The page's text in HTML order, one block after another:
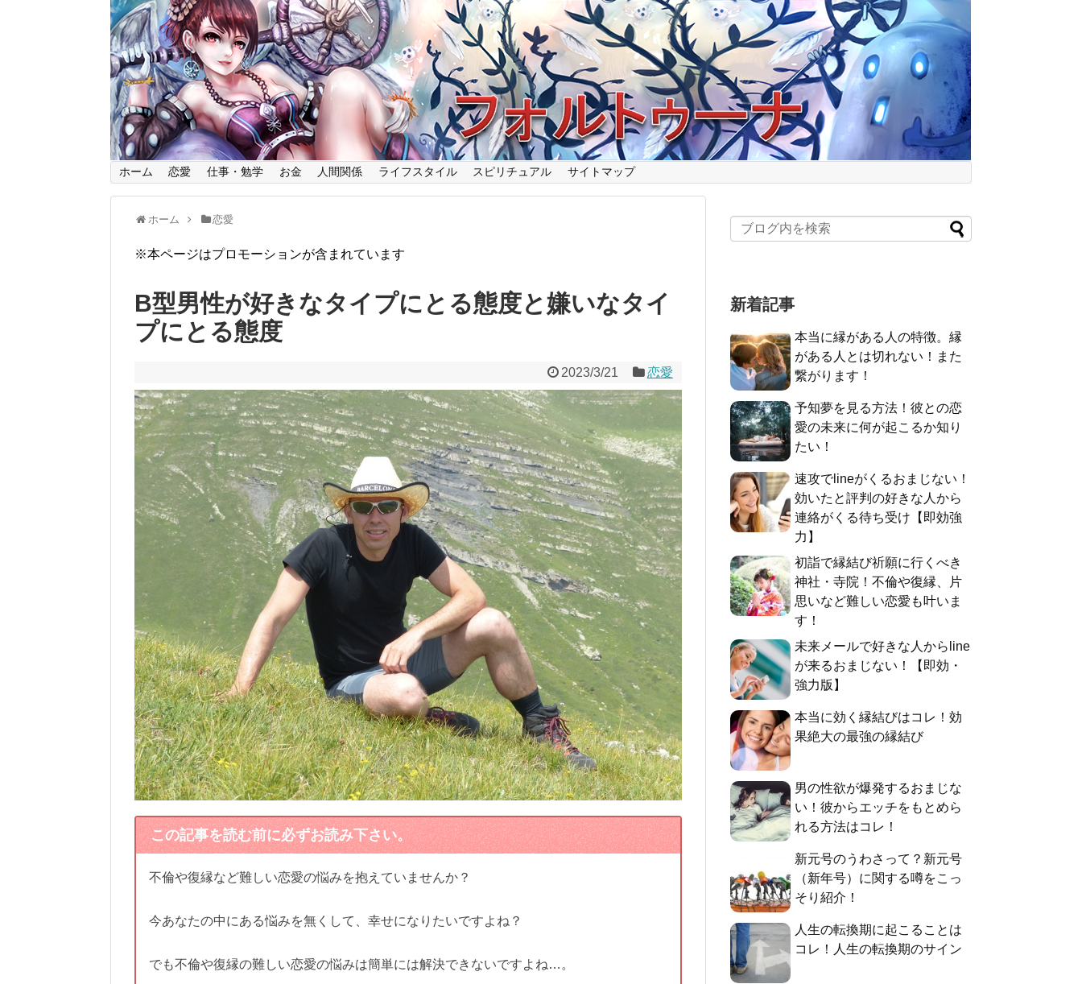
ホーム 恋愛 仕事・勉学 お金 人間関係 ライフスタイル スピリチュアル サイトマップ
ホーム 恋愛
※本ページはプロモーションが含まれています
B型男性が好きなタイプにとる態度と嫌いなタイ
プにとる態度
2023/3/21 恋愛
この記事を読む前に必ずお読み下さい。
不倫や復縁など難しい恋愛の悩みを抱えていませんか？
今あなたの中にある悩みを無くして、幸せになりたいですよね？
でも不倫や復縁の難しい恋愛の悩みは簡単には解決できないですよね…。
新着記事
本当に縁がある人の特徴。縁
がある人とは切れない！また
繋がります！
予知夢を見る方法！彼との恋
愛の未来に何が起こるか知り
たい！
速攻でlineがくるおまじない！
効いたと評判の好きな人から
連絡がくる待ち受け【即効強
力】
初詣で縁結び祈願に行くべき
神社・寺院！不倫や復縁、片
思いなど難しい恋愛も叶いま
す！
未来メールで好きな人からline
が来るおまじない！【即効・
強力版】
本当に効く縁結びはコレ！効
果絶大の最強の縁結び
男の性欲が爆発するおまじな
い！彼からエッチをもとめら
れる方法はコレ！
新元号のうわさって？新元号
（新年号）に関する噂をこっ
そり紹介！
人生の転換期に起こることは
コレ！人生の転換期のサイン